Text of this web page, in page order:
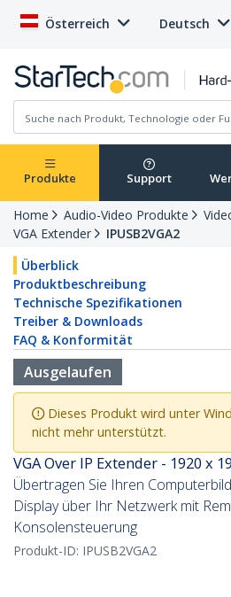
Österreich Deutsch
Produkte Support
Home Audio-Video Produkte
VGA Extender
IPUSB2VGA2
Überblick
Produktbeschreibung
Technische Spezifikationen
Treiber & Downloads
FAQ & Konformität
Ausgelaufen
Dieses Produkt wird unter
nicht mehr unterstützt.
VGA Over IP Extender - 1920 x
Übertragen Sie Ihren
Display über Ihr Netzwerk mit
Konsolensteuerung
Produkt-ID: IPUSB2VGA2